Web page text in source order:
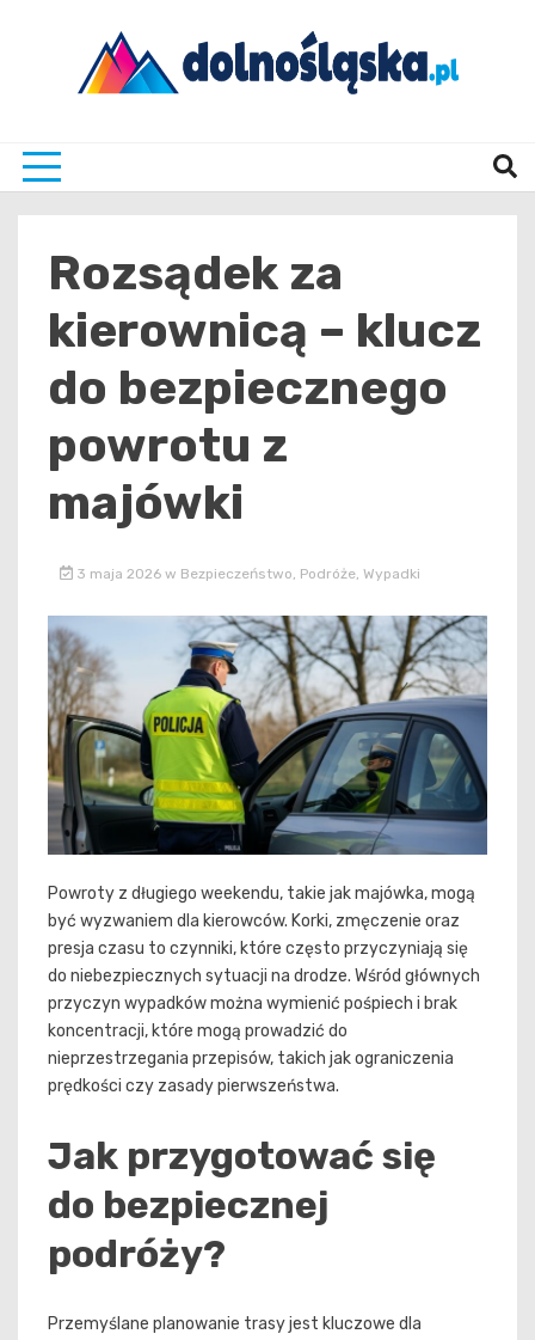
Rozsądek za
kierownicą – klucz
do bezpiecznego
powrotu z
majówki
3 maja 2026 w Bezpieczeństwo Podróże, Wypadki
Powroty z długiego weekendu, takie jak majówka, mogą
być wyzwaniem dla kierowców. Korki, zmęczenie oraz
presja czasu to czynniki, które często przyczyniają się
do niebezpiecznych sytuacji na drodze. Wśród głównych
przyczyn wypadków można wymienić pośpiech i brak
koncentracji, które mogą prowadzić do
nieprzestrzegania przepisów, takich jak ograniczenia
prędkości czy zasady pierwszeństwa.
Jak przygotować się
do bezpiecznej
podróży?
Przemyślane planowanie trasy jest kluczowe dla